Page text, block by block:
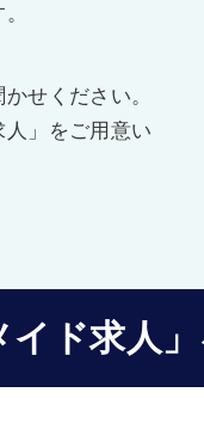
せください。
」をご用意い
イド求人